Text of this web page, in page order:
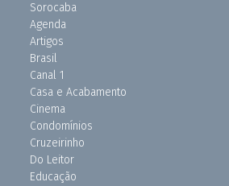
Sorocaba
Agenda
Artigos
Brasil
Canal 1
Casa e Acabamento
Cinema
Condomínios
Cruzeirinho
Do Leitor
Educação